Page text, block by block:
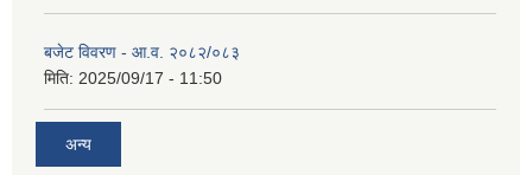
बजेट विवरण - आ.व. २०८२/०८३
मिति: 2025/09/17 - 11:50
अन्य